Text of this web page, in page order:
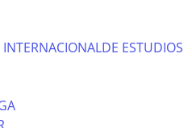
ESTUDIOS